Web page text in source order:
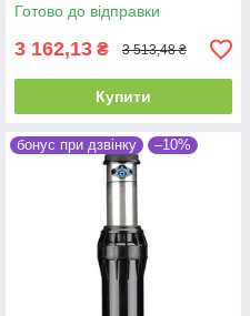
Готово до відправки
3 162,13 ₴ 3 513,48 ₴
Купити
бонус при дзвінку –10%